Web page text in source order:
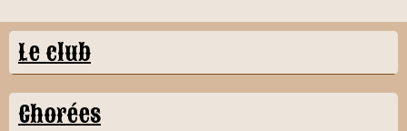
Le club
Chorées